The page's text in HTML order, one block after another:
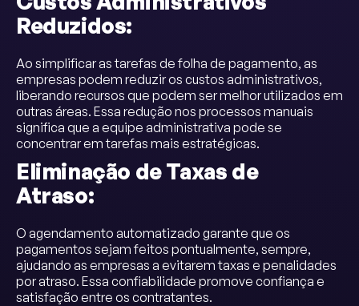
Reduzidos:
Ao simplificar as tarefas de folha de pagamento, as
empresas podem reduzir os custos administrativos,
liberando recursos que podem ser melhor utilizados em
outras áreas. Essa redução nos processos manuais
significa que a equipe administrativa pode se
concentrar em tarefas mais estratégicas.
Eliminação de Taxas de
Atraso:
O agendamento automatizado garante que os
pagamentos sejam feitos pontualmente, sempre,
ajudando as empresas a evitarem taxas e penalidades
por atraso. Essa confiabilidade promove confiança e
satisfação entre os contratantes.